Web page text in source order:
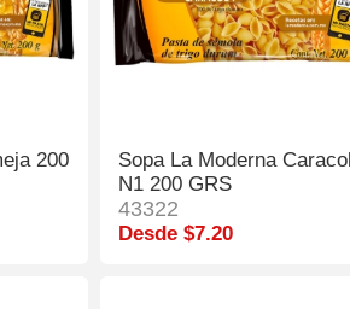
200
Sopa La Moderna Caracol
N1 200 GRS
43322
Desde $7.20